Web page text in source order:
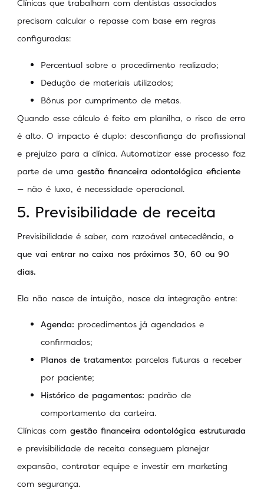
Clínicas que trabalham com dentistas associados
precisam calcular o repasse com base em regras
configuradas:
Percentual sobre o procedimento realizado;
Dedução de materiais utilizados;
Bônus por cumprimento de metas.
Quando esse cálculo é feito em planilha, o risco de erro
é alto. O impacto é duplo: desconfiança do profissional
e prejuízo para a clínica. Automatizar esse processo faz
parte de uma gestão financeira odontológica eficiente
— não é luxo, é necessidade operacional.
5. Previsibilidade de receita
Previsibilidade é saber, com razoável antecedência, o
que vai entrar no caixa nos próximos 30, 60 ou 90
dias.
Ela não nasce de intuição, nasce da integração entre:
Agenda: procedimentos já agendados e
confirmados;
Planos de tratamento: parcelas futuras a receber
por paciente;
Histórico de pagamentos: padrão de
comportamento da carteira.
Clínicas com gestão financeira odontológica estruturada
e previsibilidade de receita conseguem planejar
expansão, contratar equipe e investir em marketing
com segurança.